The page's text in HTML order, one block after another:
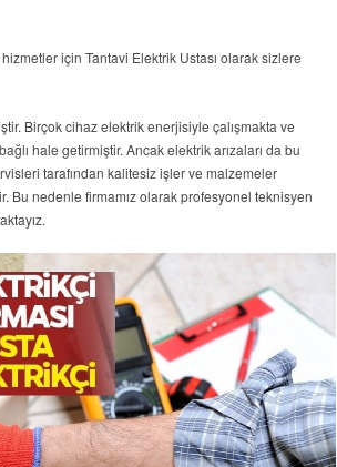
için Tantavi Elektrik Ustası olarak sizlere
Birçok cihaz elektrik enerjisiyle çalışmakta ve
hale getirmiştir. Ancak elektrik arızaları da bu
tarafından kalitesiz işler ve malzemeler
Bu nedenle firmamız olarak profesyonel teknisyen